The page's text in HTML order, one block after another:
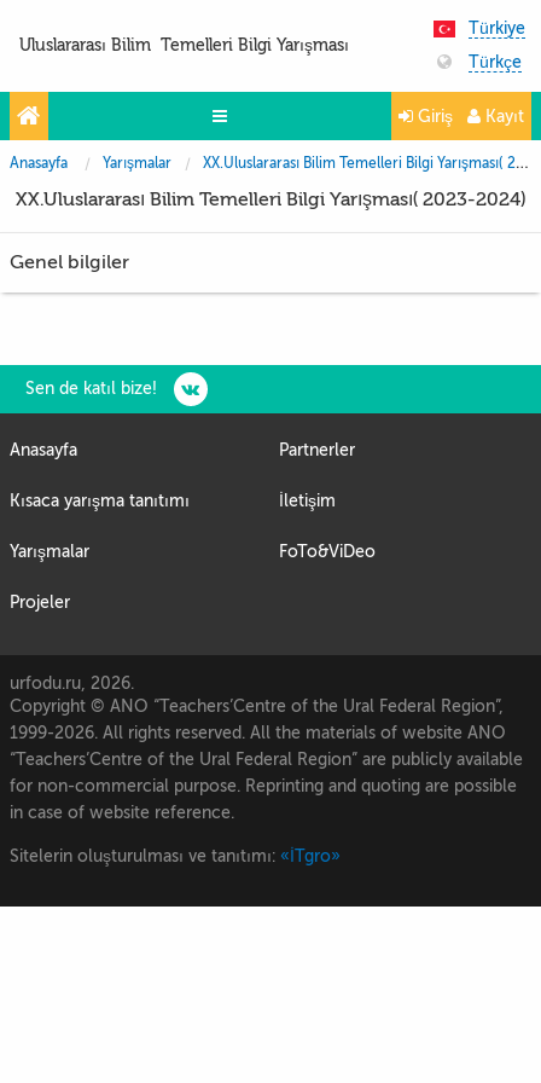
Uluslararası Bilim Temelleri Bilgi Yarışması
Türkiye
Türkçe
Yarışmalar
Partnerler
Giriş Kayıt
Anasayfa Yarışmalar XX.Uluslararası Bilim Temelleri Bilgi Yarışması( 2023-2024)
XX.Uluslararası Bilim Temelleri Bilgi Yarışması( 2023-2024)
Genel bilgiler
Sen de katıl bize!
Anasayfa
Kısaca yarışma tanıtımı
Yarışmalar
Projeler
Partnerler
İletişim
FoTo&ViDeo
urfodu.ru, 2026.
Copyright © ANO “Teachers’Centre of the Ural Federal Region”,
1999-2026. All rights reserved. All the materials of website ANO
“Teachers’Centre of the Ural Federal Region” are publicly available
for non-commercial purpose. Reprinting and quoting are possible
in case of website reference.
Sitelerin oluşturulması ve tanıtımı: «İTgro»